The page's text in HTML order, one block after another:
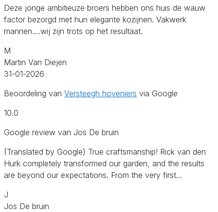
Deze jonge ambitieuze broers hebben ons huis de wauw
factor bezorgd met hun elegante kozijnen. Vakwerk
mannen….wij zijn trots op het resultaat.
M
Martin Van Diejen
31-01-2026
Beoordeling van Versteegh hoveniers via Google
10.0
Google review van Jos De bruin
(Translated by Google) True craftsmanship! Rick van den
Hurk completely transformed our garden, and the results
are beyond our expectations. From the very first…
J
Jos De bruin